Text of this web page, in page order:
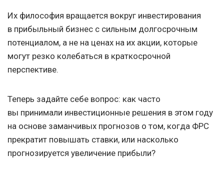
Их философия вращается вокруг инвестирования
в прибыльный бизнес с сильным долгосрочным
потенциалом, а не на ценах на их акции, которые
могут резко колебаться в краткосрочной
перспективе.
Теперь задайте себе вопрос: как часто
вы принимали инвестиционные решения в этом году
на основе заманчивых прогнозов о том, когда ФРС
прекратит повышать ставки, или насколько
прогнозируется увеличение прибыли?